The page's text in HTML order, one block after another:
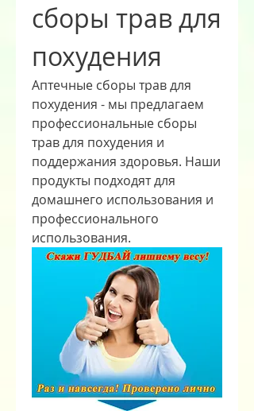
сборы трав для
похудения
Аптечные сборы трав для
похудения - мы предлагаем
профессиональные сборы
трав для похудения и
поддержания здоровья. Наши
продукты подходят для
домашнего использования и
профессионального
использования.